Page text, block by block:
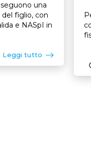
una
figlio, con
e NASpI in
Leggi tutto